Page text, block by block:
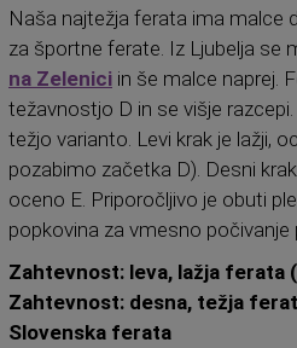
Naša najtežja ferata ima malce
za športne ferate. Iz Ljubelja se
na Zelenici in še malce naprej.
težavnostjo D in se višje
težjo varianto. Levi krak je lažji,
pozabimo začetka D). Desni
oceno E. Priporočljivo je obuti
popkovina za vmesno počivanje
Zahtevnost: leva, lažja ferata
Zahtevnost: desna, težja
Slovenska ferata